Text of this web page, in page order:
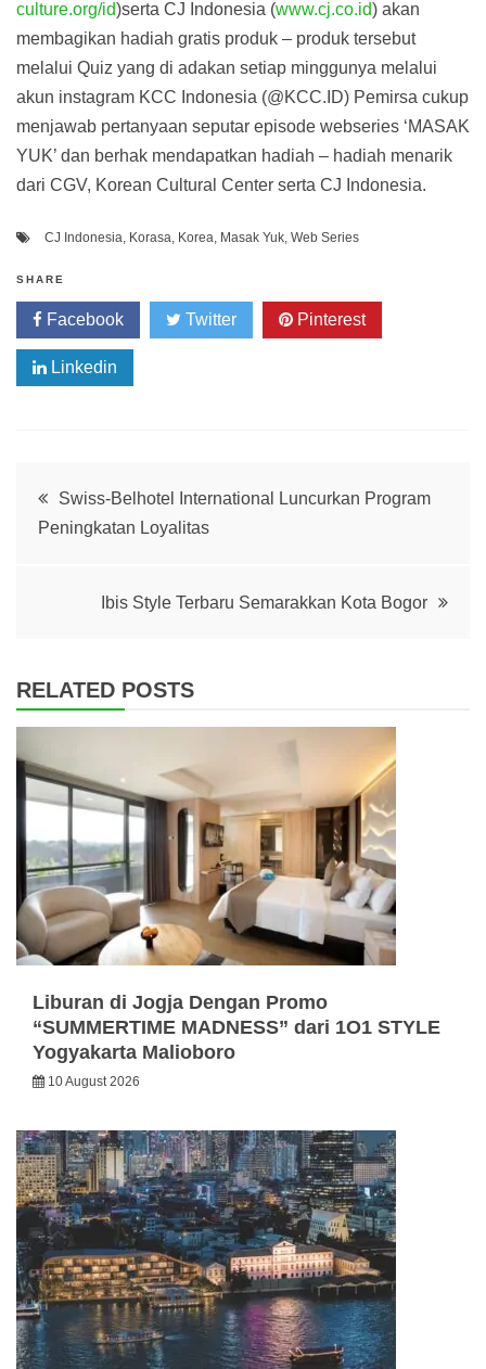
culture.org/id)serta CJ Indonesia (www.cj.co.id) akan
membagikan hadiah gratis produk – produk tersebut
melalui Quiz yang di adakan setiap minggunya melalui
akun instagram KCC Indonesia (@KCC.ID) Pemirsa cukup
menjawab pertanyaan seputar episode webseries ‘MASAK
YUK’ dan berhak mendapatkan hadiah – hadiah menarik
dari CGV, Korean Cultural Center serta CJ Indonesia.
CJ Indonesia, Korasa, Korea, Masak Yuk, Web Series
SHARE
Facebook Twitter Pinterest
Linkedin
Post
navigation
Swiss-Belhotel International Luncurkan Program
Peningkatan Loyalitas
Ibis Style Terbaru Semarakkan Kota Bogor
RELATED POSTS
Liburan di Jogja Dengan Promo
“SUMMERTIME MADNESS” dari 1O1 STYLE
Yogyakarta Malioboro
10 August 2026